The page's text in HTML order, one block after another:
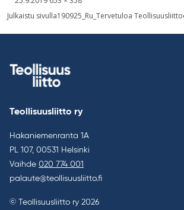
Artikkelien
Julkaistu sivulla190925_Ru_Tervetuloa
Teollisuusliitto ry
Hakaniemenranta 1A
PL 107, 00531 Helsinki
Vaihde 020 774 001
palaute@teollisuusliitto.fi
© Teollisuusliitto ry 2026